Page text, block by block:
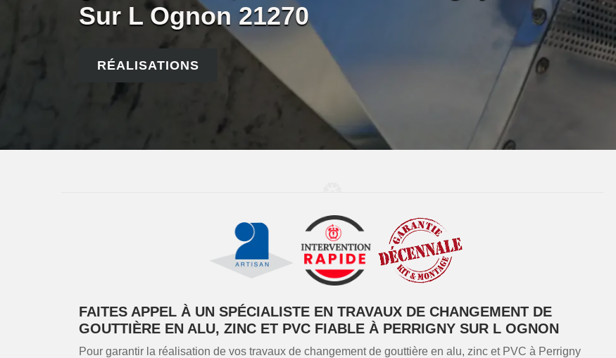
Sur L Ognon 21270
RÉALISATIONS
FAITES APPEL À UN SPÉCIALISTE EN TRAVAUX DE CHANGEMENT DE
GOUTTIÈRE EN ALU, ZINC ET PVC FIABLE À PERRIGNY SUR L OGNON
Pour garantir la réalisation de vos travaux de changement de gouttière en alu, zinc et PVC à Perrigny